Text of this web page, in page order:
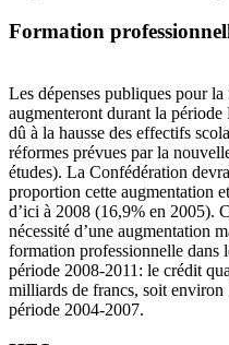
Formation
Les dépenses publiques pour
augmenteront durant la
dû à la hausse des effectifs
réformes prévues par la
études). La Confédération
proportion cette augmentation
d’ici à 2008 (16,9% en 2005).
nécessité d’une augmentation
formation professionnelle dans
période 2008-2011: le crédit
milliards de francs, soit
période 2004-2007.